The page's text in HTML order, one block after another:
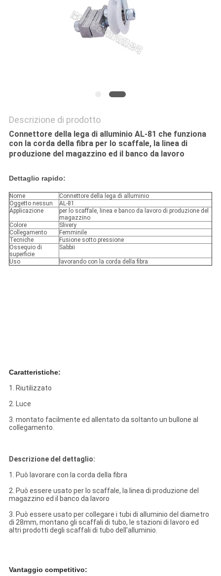
Descrizione di prodotto
Connettore della lega di alluminio AL-81 che funziona
con la corda della fibra per lo scaffale, la linea di
produzione del magazzino ed il banco da lavoro
Dettaglio rapido:
Nome
Connettore della lega di alluminio
Oggetto nessun
AL-81
Applicazione
per lo scaffale, linea e banco da lavoro di produzione del
magazzino
Colore
Slivery
Collegamento
Femminile
Tecniche
Fusione sotto pressione
Ossequio di
superficie
Sabbii
Uso lavorando con la corda della fibra
Caratteristiche:
1. Riutilizzato
2. Luce
3. montato facilmente ed allentato da soltanto un bullone al
collegamento.
Descrizione del dettaglio:
1. Può lavorare con la corda della fibra
2. Può essere usato per lo scaffale, la linea di produzione del
magazzino ed il banco da lavoro
3. Può essere usato per collegare i tubi di alluminio del diametro
di 28mm, montano gli scaffali di tubo, le stazioni di lavoro ed
altri prodotti degli scaffali di tubo dell'alluminio.
Vantaggio competitivo: